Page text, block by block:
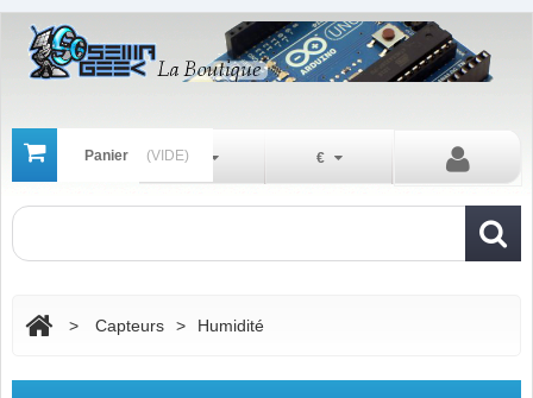
Panier (VIDE) €
Fr
> Capteurs > Humidité